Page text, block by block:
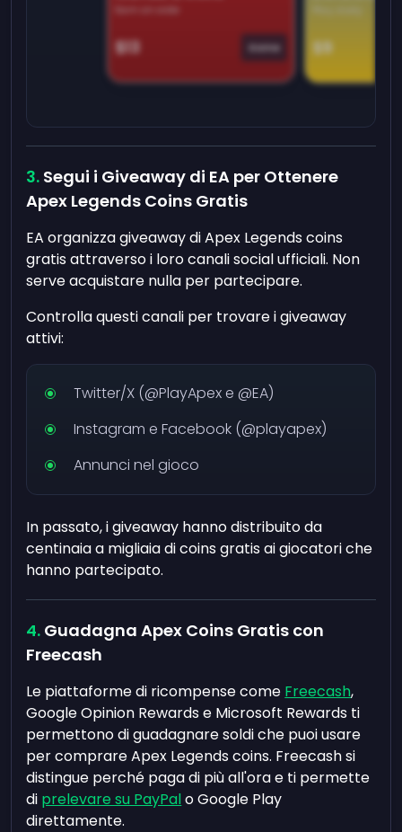
Earn on side
$13 Game $9
Segui i Giveaway di EA per Ottenere
Apex Legends Coins Gratis
EA organizza giveaway di Apex Legends coins
gratis attraverso i loro canali social ufficiali. Non
serve acquistare nulla per partecipare.
Controlla questi canali per trovare i giveaway
attivi:
Twitter/X (@PlayApex e @EA)
Instagram e Facebook (@playapex)
Annunci nel gioco
In passato, i giveaway hanno distribuito da
centinaia a migliaia di coins gratis ai giocatori che
hanno partecipato.
Guadagna Apex Coins Gratis con
Freecash
Le piattaforme di ricompense come Freecash,
Google Opinion Rewards e Microsoft Rewards ti
permettono di guadagnare soldi che puoi usare
per comprare Apex Legends coins. Freecash si
distingue perché paga di più all'ora e ti permette
di prelevare su PayPalo Google Play
direttamente.